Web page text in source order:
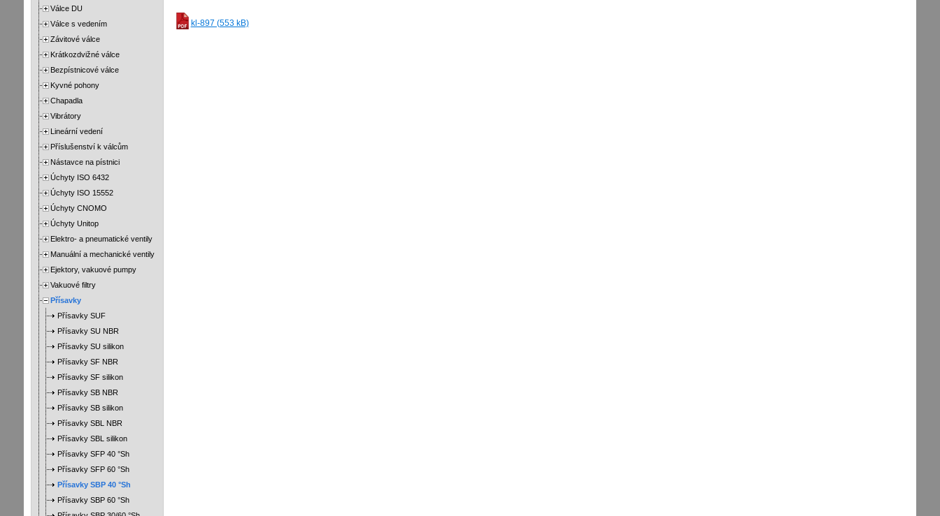
kl-897 (553 kB)
Válce DU
Válce s vedením
Závitové válce
Krátkozdvižné válce
Bezpístnicové válce
Kyvné pohony
Chapadla
Vibrátory
Lineární vedení
Příslušenství k válcům
Nástavce na pístnici
Úchyty ISO 6432
Úchyty ISO 15552
Úchyty CNOMO
Úchyty Unitop
Elektro- a pneumatické ventily
Manuální a mechanické ventily
Ejektory, vakuové pumpy
Vakuové filtry
Přísavky
Přísavky SUF
Přísavky SU NBR
Přísavky SU silikon
Přísavky SF NBR
Přísavky SF silikon
Přísavky SB NBR
Přísavky SB silikon
Přísavky SBL NBR
Přísavky SBL silikon
Přísavky SFP 40 °Sh
Přísavky SFP 60 °Sh
Přísavky SBP 40 °Sh
Přísavky SBP 60 °Sh